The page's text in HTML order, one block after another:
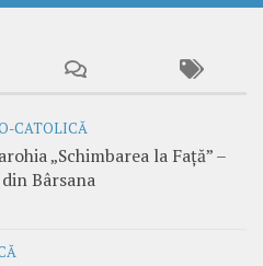
CATOLICĂ
„Schimbarea la Față” –
Bârsana